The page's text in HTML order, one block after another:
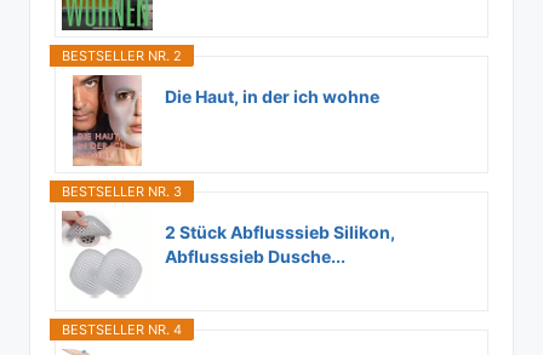
BESTSELLER NR. 2
Die Haut, in der ich wohne
BESTSELLER NR. 3
2 Stück Abflusssieb Silikon,
Abflusssieb Dusche...
BESTSELLER NR. 4